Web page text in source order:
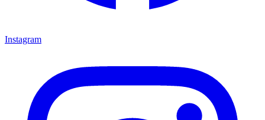
Instagram